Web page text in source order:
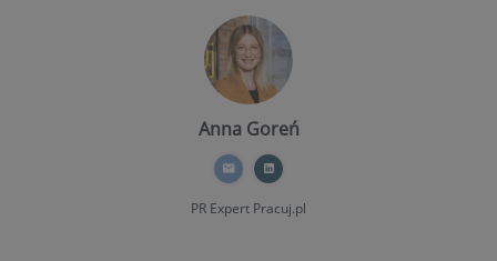
Anna Goreń
PR Expert Pracuj.pl